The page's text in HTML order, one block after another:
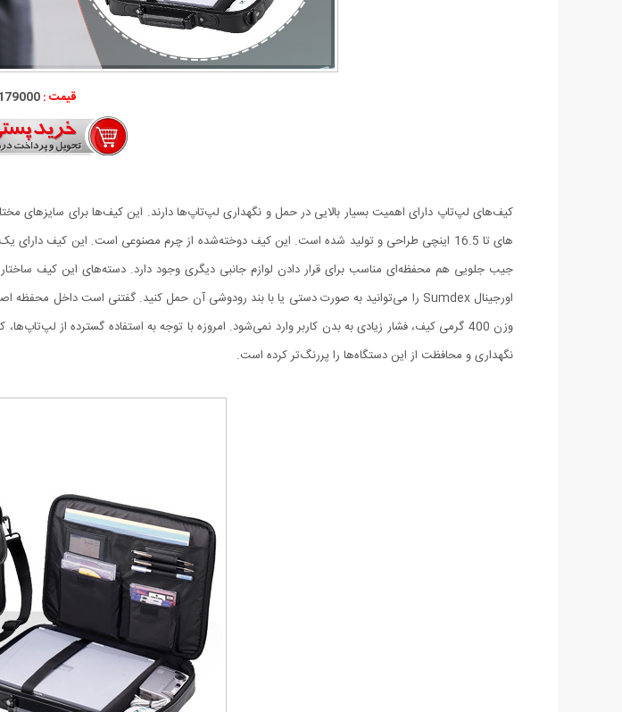
قیمت :179000
های تا 16.5 اینچی طراحی و تولید شده است. این کیف دوخته‌شده از چرم مصنوعی است. این کیف
جیب جلویی هم محفظه‌ای مناسب برای قرار دادن لوازم جانبی دیگری وجود دارد. دسته‌های این کیف
وزن 400 گرمی کیف، فشار زیادی به بدن کاربر وارد نمی‌شود. امروزه با توجه به استفاده گسترده از
نگهداری و محافظت از این دستگاه‌ها را پررنگ‌تر کرده است.